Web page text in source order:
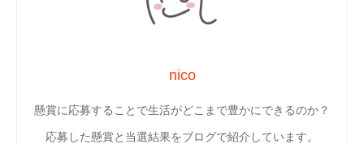
nico
懸賞に応募することで生活がどこまで豊かにできるのか？
応募した懸賞と当選結果をブログで紹介しています。